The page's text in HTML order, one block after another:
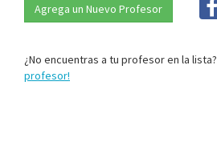
Agrega un Nuevo Profesor
¿No encuentras a tu profesor en la lista?
profesor!